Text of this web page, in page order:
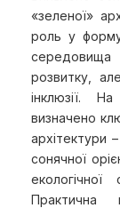
«зеленої»
роль у
розвитку,
інклюзії.
визначено
архітектури
сонячної
Практична